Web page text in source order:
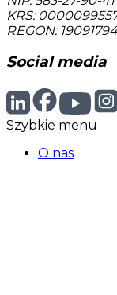
KRS:
REGON:
Social media
Szybkie menu
O nas